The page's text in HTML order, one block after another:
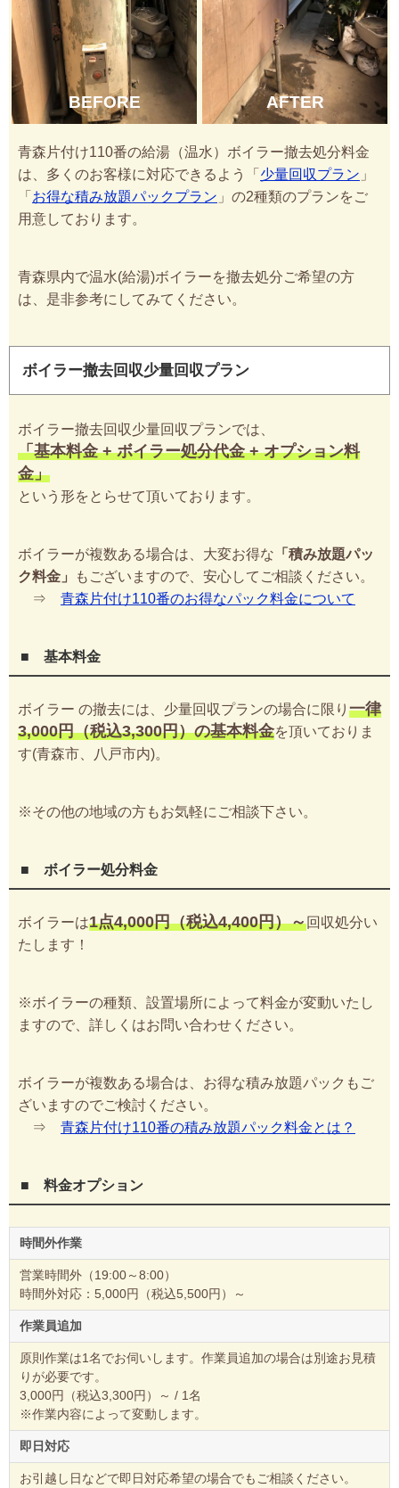
BEFORE AFTER
青森片付け110番の給湯（温水）ボイラー撤去処分料金
は、多くのお客様に対応できるよう「 少量回収プラン 」
「 お得な積み放題パックプラン 」の2種類のプランをご
用意しております。
青森県内で温水(給湯)ボイラーを撤去処分ご希望の方
は、是非参考にしてみてください。
ボイラー撤去回収少量回収プラン
ボイラー撤去回収少量回収プランでは、
「基本料金 + ボイラー処分代金 + オプション料
金」
という形をとらせて頂いております。
ボイラーが複数ある場合は、大変お得な 「積み放題パッ
ク料金」
もございますので、安心してご相談ください。
⇒ 青森片付け110番のお得なパック料金について
■ 基本料金
ボイラー の撤去には、少量回収プランの場合に限り 一律
3,000円（税込3,300円）の基本料金を頂いておりま
す(青森市、八戸市内)。
※その他の地域の方もお気軽にご相談下さい。
■ ボイラー処分料金
ボイラーは1点4,000円（税込4,400円）～回収処分い
たします！
※ボイラーの種類、設置場所によって料金が変動いたし
ますので、詳しくはお問い合わせください。
ボイラーが複数ある場合は、お得な積み放題パックもご
ざいますのでご検討ください。
⇒ 青森片付け110番の積み放題パック料金とは？
■ 料金オプション
時間外作業
営業時間外（19:00～8:00）
時間外対応：5,000円（税込5,500円）～
作業員追加
原則作業は1名でお伺いします。作業員追加の場合は別途お見積
りが必要です。
3,000円（税込3,300円）～ / 1名
※作業内容によって変動します。
即日対応
お引越し日などで即日対応希望の場合でもご相談ください。